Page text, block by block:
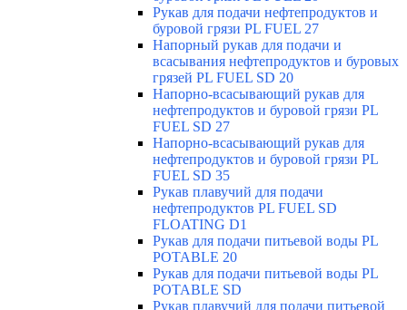
Рукав для подачи нефтепродуктов и
буровой грязи PL FUEL 27
Напорный рукав для подачи и
всасывания нефтепродуктов и буровых
грязей PL FUEL SD 20
Напорно-всасывающий рукав для
нефтепродуктов и буровой грязи PL
FUEL SD 27
Напорно-всасывающий рукав для
нефтепродуктов и буровой грязи PL
FUEL SD 35
Рукав плавучий для подачи
нефтепродуктов PL FUEL SD
FLOATING D1
Рукав для подачи питьевой воды PL
POTABLE 20
Рукав для подачи питьевой воды PL
POTABLE SD
Рукав плавучий для подачи питьевой